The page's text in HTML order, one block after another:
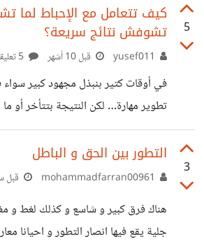
الأصلية ليست هي المقبولة في الوسط
المقبولة هي نظرية التطوير والفرق
الطبيعة هي سبب التطور ويوجد بها
المنطقي لكن الثانية تؤكد وجود خالق
5
كيف تتعامل مع الإحباط لما
تشوفش نتائج سريعة؟
قبل 10 أشهر
في أوقات كتير بنبذل مجهود كبير سواء
تطوير مهارة… لكن النتيجة بتتأخر أو
بيكون صعب عليّ أستمر بنفس الحماس
قريبة.
3
التطور بين الحق و الباطل
قبل
هناك فرق كبير و شاسع و كذلك لغط و
جلية يقع فيها انصار التطور و احيانا